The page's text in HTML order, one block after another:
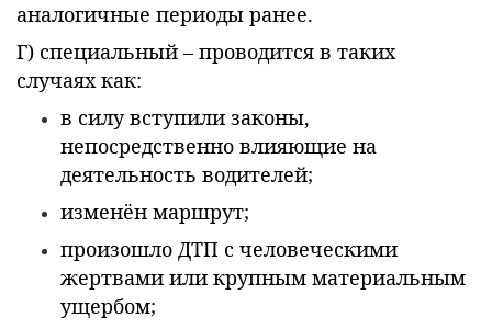
аналогичные периоды ранее.
Г) специальный – проводится в таких
случаях как:
в силу вступили законы,
непосредственно влияющие на
деятельность водителей;
изменён маршрут;
произошло ДТП с человеческими
жертвами или крупным материальным
ущербом;